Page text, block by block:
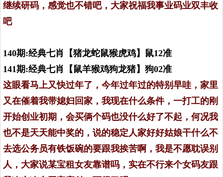
继续研码，感觉也不错吧，大家祝福我事业码业双丰收
吧
140期:经典七肖【猪龙蛇鼠猴虎鸡】鼠12准
141期:经典七肖【鼠羊猴鸡狗龙猪】狗02准
这眼看马上又快过年了，今年过年过的特别早哇，家里
又在催着我带媳妇回家，我现在什么条件，一打工的刚
开始创业初期，会买俩个码也没什么好了不起，何况我
也不是天天能中奖的，说的稳定人家好好姑娘干什么不
去选公务员有铁饭碗的要跟我挨苦啊，我是不愿耽误别
人，大家说某宝租女友靠谱吗，实在不行来个女码友跟